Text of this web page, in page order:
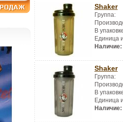
Shaker
Группа:
В
Единица
Наличие:
Shaker
Группа:
В
Единица
Наличие: